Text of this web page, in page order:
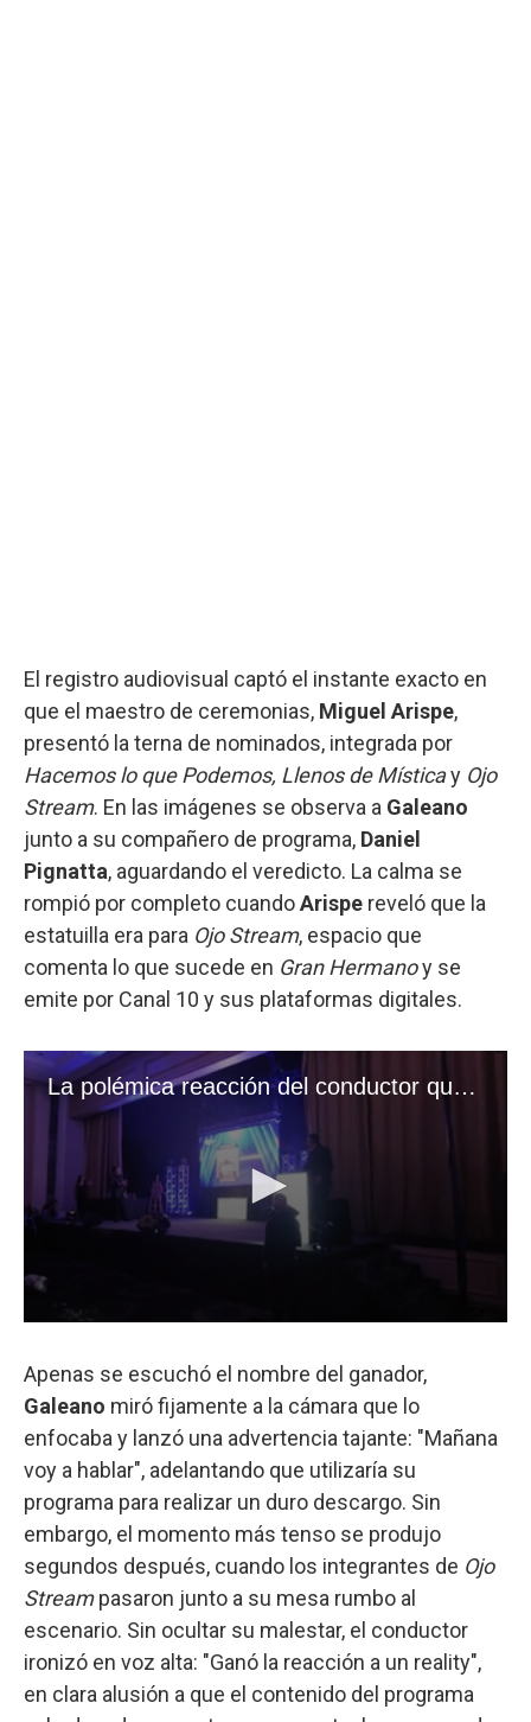
El registro audiovisual captó el instante exacto en
que el maestro de ceremonias, Miguel Arispe,
presentó la terna de nominados, integrada por
Hacemos lo que Podemos, Llenos de Místicay Ojo
Stream. En las imágenes se observa a Galeano
junto a su compañero de programa, Daniel
Pignatta, aguardando el veredicto. La calma se
rompió por completo cuandoArispe reveló que la
estatuilla era para Ojo Stream, espacio que
comenta lo que sucede en Gran Hermanoy se
emite por Canal 10 y sus plataformas digitales.
Apenas se escuchó el nombre del ganador,
Galeano miró fijamente a la cámara que lo
enfocaba y lanzó una advertencia tajante: "Mañana
voy a hablar", adelantando que utilizaría su
programa para realizar un duro descargo. Sin
embargo, el momento más tenso se produjo
segundos después, cuando los integrantes de Ojo
Streampasaron junto a su mesa rumbo al
escenario. Sin ocultar su malestar, el conductor
ironizó en voz alta: "Ganó la reacción a un reality",
en clara alusión a que el contenido del programa